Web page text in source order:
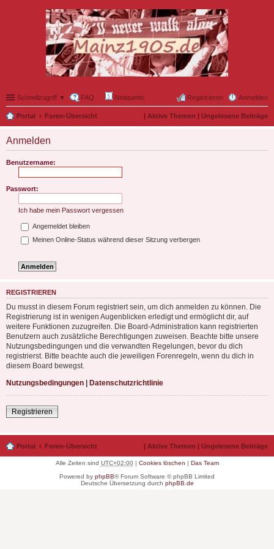
Schnellzugriff ▼ FAQ Netiquette Anmelden
Registrieren
Portal Foren-Übersicht | Aktive Themen | Ungelesene Beiträge
Anmelden
Benutzername:
Passwort:
Ich habe mein Passwort vergessen
Angemeldet bleiben
Meinen Online-Status während dieser Sitzung verbergen
REGISTRIEREN
Du musst in diesem Forum registriert sein, um dich anmelden zu können. Die
Registrierung ist in wenigen Augenblicken erledigt und ermöglicht dir, auf
weitere Funktionen zuzugreifen. Die Board-Administration kann registrierten
Benutzern auch zusätzliche Berechtigungen zuweisen. Beachte bitte unsere
Nutzungsbedingungen und die verwandten Regelungen, bevor du dich
registrierst. Bitte beachte auch die jeweiligen Forenregeln, wenn du dich in
diesem Board bewegst.
Nutzungsbedingungen | Datenschutzrichtlinie
Registrieren
Portal Foren-Übersicht | Aktive Themen | Ungelesene Beiträge
Alle Zeiten sind UTC+02:00| Cookies löschen | Das Team
Powered by phpBB® Forum Software © phpBB Limited
Deutsche Übersetzung durch phpBB.de